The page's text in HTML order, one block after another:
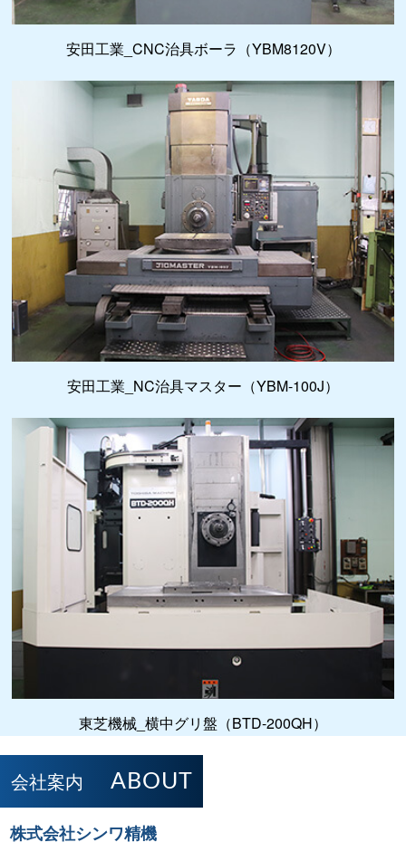
安田工業_CNC治具ボーラ（YBM8120V）
安田工業_NC治具マスター（YBM-100J）
東芝機械_横中グリ盤（BTD-200QH）
会社案内 ABOUT
株式会社シンワ精機